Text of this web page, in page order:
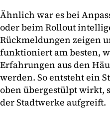
Ähnlich war es bei
oder beim Rollout
Rückmeldungen zeigen
funktioniert am besten,
Erfahrungen aus den
werden. So entsteht ein
oben übergestülpt
der Stadtwerke aufgreift.